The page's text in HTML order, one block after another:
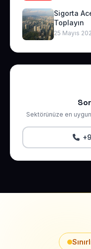
Sigorta
Toplayın
25 Mayıs
Sektörünüze en